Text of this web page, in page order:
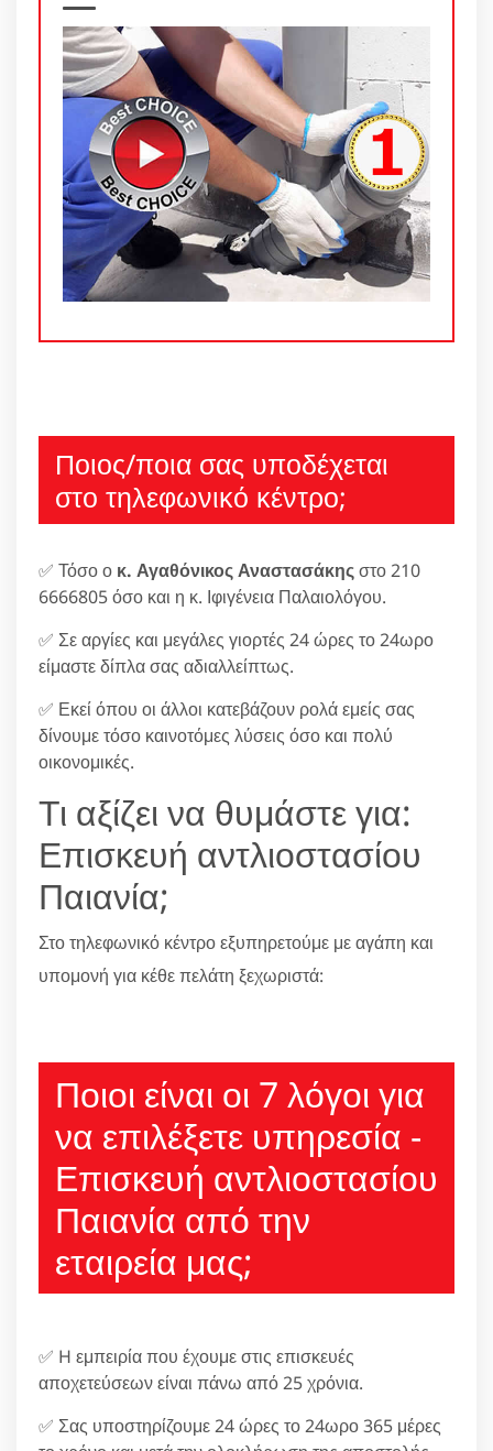
Ποιος/ποια σας υποδέχεται
στο τηλεφωνικό κέντρο;
✅ Τόσο ο κ. Αγαθόνικος Αναστασάκηςστο 210
6666805 όσο και η κ. Ιφιγένεια Παλαιολόγου.
✅ Σε αργίες και μεγάλες γιορτές 24 ώρες το 24ωρο
είμαστε δίπλα σας αδιαλλείπτως.
✅ Εκεί όπου οι άλλοι κατεβάζουν ρολά εμείς σας
δίνουμε τόσο καινοτόμες λύσεις όσο και πολύ
οικονομικές.
Τι αξίζει να θυμάστε για:
Επισκευή αντλιοστασίου
Παιανία;
Στο τηλεφωνικό κέντρο εξυπηρετούμε με αγάπη και
υπομονή για κέθε πελάτη ξεχωριστά:
Ποιοι είναι οι 7 λόγοι για
να επιλέξετε υπηρεσία -
Επισκευή αντλιοστασίου
Παιανία από την
εταιρεία μας;
✅ H εμπειρία που έχουμε στις επισκευές
αποχετεύσεων είναι πάνω από 25 χρόνια.
✅ Σας υποστηρίζουμε 24 ώρες το 24ωρο 365 μέρες